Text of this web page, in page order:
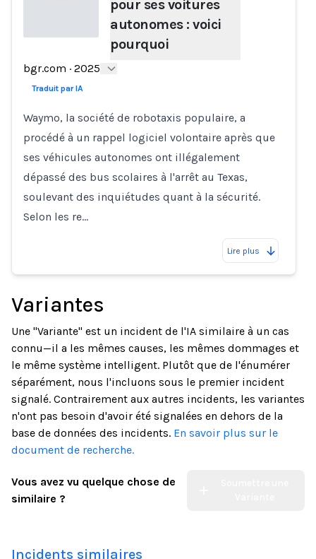
Loading...
pour ses voitures
autonomes : voici
pourquoi
bgr.com · 2025
Traduit par IA
Waymo, la société de robotaxis populaire, a
procédé à un rappel logiciel volontaire après que
ses véhicules autonomes ont illégalement
dépassé des bus scolaires à l'arrêt au Texas,
soulevant des inquiétudes quant à la sécurité.
Selon les re…
Lire plus
Variantes
Une "Variante" est un incident de l'IA similaire à un cas
connu—il a les mêmes causes, les mêmes dommages et
le même système intelligent. Plutôt que de l'énumérer
séparément, nous l'incluons sous le premier incident
signalé. Contrairement aux autres incidents, les variantes
n'ont pas besoin d'avoir été signalées en dehors de la
base de données des incidents. En savoir plus sur le
document de recherche.
Vous avez vu quelque chose de
similaire ?
Incidents similaires